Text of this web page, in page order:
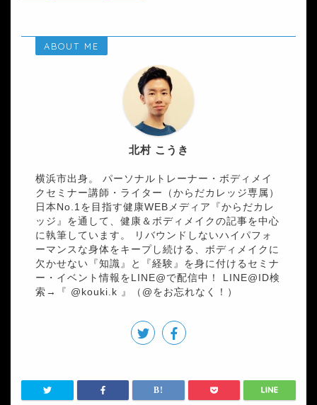
ABOUT ME
北村 こうき
横浜市出身。 パーソナルトレーナー・ボディメイ
クセミナー講師・ライター（からだカレッジ専属）
日本No.1を目指す健康WEBメディア『からだカレ
ッジ』を通して、健康＆ボディメイクの記事を中心
に執筆しています。 リバウンドしないハイパフォ
ーマンスな身体をキープし続ける、ボディメイクに
欠かせない『知識』と『経験』を身に付けるセミナ
ー・イベント情報をLINE@で配信中！ LINE@ID検
索→『 @kouki.k 』（@をお忘れなく！）